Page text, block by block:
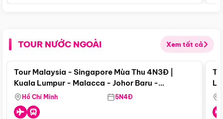
TOUR NƯỚC NGOÀI Xem tất cả
Điểm nổi bật
Tour Malaysia - Singapore Mùa Thu 4N3Đ |
Kuala Lumpur - Malacca - Johor Baru -
Singapore
Hồ Chí Minh 5N4Đ